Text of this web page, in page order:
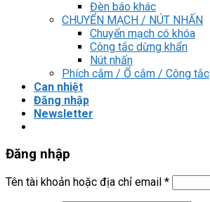
Đèn báo khác
CHUYỂN MẠCH / NÚT NHẤN
Chuyển mạch có khóa
Công tắc dừng khẩn
Nút nhấn
Phích cắm / Ổ cắm / Công tắc
Can nhiệt
Đăng nhập
Newsletter
Đăng nhập
Tên tài khoản hoặc địa chỉ email *